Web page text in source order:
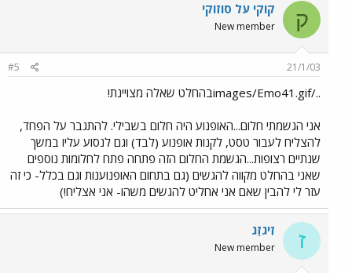
ק קוקי על סוזוקי
New member
21/1/03
#5
../images/Emo41.gifבהחלט שאלה מצויינת!
אני הגשמתי חלום...האופנוע היה חלום בשבילי. להתגבר על הפחד,
להצליח לעבור טסט, לקנות אופנוע (לבד) וגם לנסוע עליו במשך
שנתיים רצופות...הגשמת החלום הזה פתחה פתח לחלומות נוספים
שאני בהחלט מקווה להגשים (גם בתחום האופנוענות וגם בכלל- כי זה
עזר לי להבין שאם אני אחליט להגשים משהו- אני אצליח!)
ז זִיגזַג
New member